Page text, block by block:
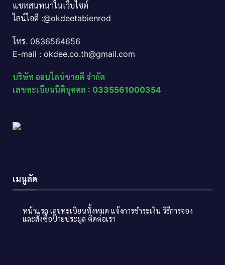
แชทสนทนาในเว็บไซต์
ไลน์ไอดี :@okdeetabienrod
โทร. 0836564656
E-mail : okdee.co.th@gmail.com
บริษัท ออนไลน์ขายดี จำกัด
เลขทะเบียนนิติบุคคล : 0335561000354
เมนูลัด
หน้าแรก เลขทะเบียนทั้งหมด แจ้งการชำระเงิน วิธีการจอง
และสั่งซื้อป้ายประมูล ติดต่อเรา